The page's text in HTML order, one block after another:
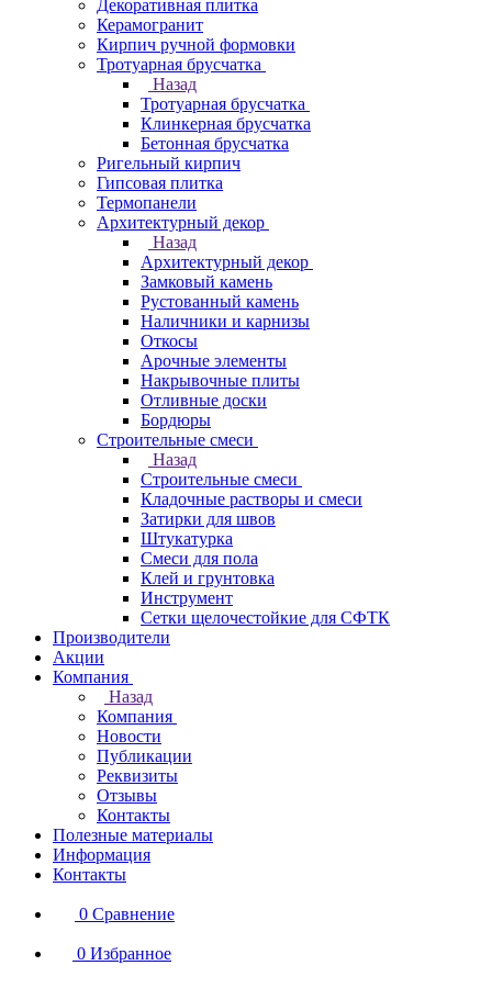
Декоративная плитка
Керамогранит
Кирпич ручной формовки
Тротуарная брусчатка
Назад
Тротуарная брусчатка
Клинкерная брусчатка
Бетонная брусчатка
Ригельный кирпич
Гипсовая плитка
Термопанели
Архитектурный декор
Назад
Архитектурный декор
Замковый камень
Рустованный камень
Наличники и карнизы
Откосы
Арочные элементы
Накрывочные плиты
Отливные доски
Бордюры
Строительные смеси
Назад
Строительные смеси
Кладочные растворы и смеси
Затирки для швов
Штукатурка
Смеси для пола
Клей и грунтовка
Инструмент
Сетки щелочестойкие для СФТК
Производители
Акции
Компания
Назад
Компания
Новости
Публикации
Реквизиты
Отзывы
Контакты
Полезные материалы
Информация
Контакты
0 Сравнение
0 Избранное